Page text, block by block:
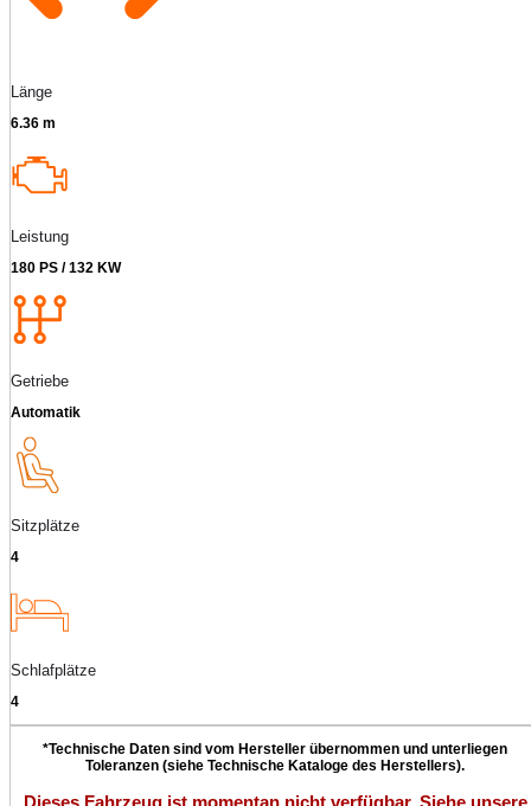
Länge
6.36 m
Leistung
180 PS / 132 KW
Getriebe
Automatik
Sitzplätze
4
Schlafplätze
4
*Technische Daten sind vom Hersteller übernommen und unterliegen
Toleranzen (siehe Technische Kataloge des Herstellers).
Dieses Fahrzeug ist momentan nicht verfügbar. Siehe unsere